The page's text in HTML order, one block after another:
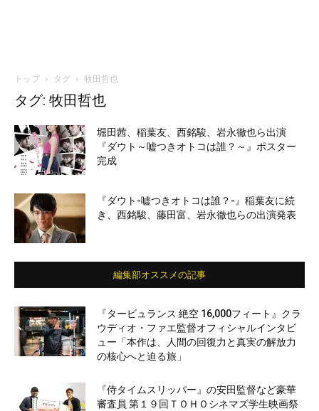
トップ タグ 牧田哲也
タグ: 牧田哲也
堀田茜、稲葉友、西銘駿、岩永徹也ら出演
『ダウト～嘘つきオトコは誰？～』ポスター
完成
『ダウト-嘘つきオトコは誰？-』稲葉友に続
き、西銘駿、藤田富、岩永徹也らの出演発表
編集部オススメの記事
『タービュランス 絶空 16,000フィート』クラ
ウディオ・ファエ監督オフィシャルインタビ
ュー「本作は、人間の回復力と真実の解放力
の核心へと迫る旅」
『侍タイムスリッパー』の安田監督など豪華
審査員 第１９回ＴＯＨＯシネマズ学生映画祭